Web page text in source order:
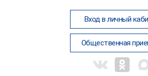
Вход в личный
Общественная